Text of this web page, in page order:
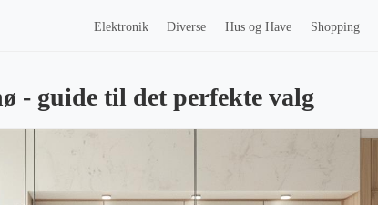
Elektronik Diverse Hus og Have Shopping
- guide til det perfekte valg